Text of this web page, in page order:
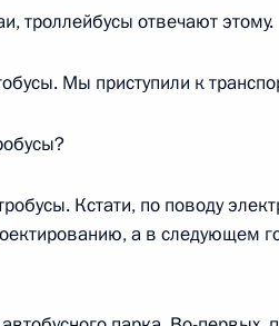
18:15
троллейбусы отвечают этому.
Мы приступили к
Кстати, по поводу
а в следующем